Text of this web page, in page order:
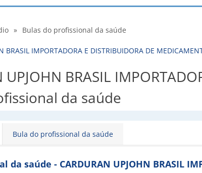
» Bulas do profissional da saúde
BRASIL IMPORTADORA E DISTRIBUIDORA DE
UPJOHN BRASIL
da saúde
Bula do profissional da saúde
saúde - CARDURAN UPJOHN BRASIL